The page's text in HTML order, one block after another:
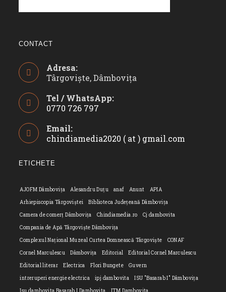
CONTACT
Adresa:
Târgoviște, Dâmbovița
Tel / WhatsApp:
0770 726 797
in
your
Email:
chindiamedia2020 ( at ) gmail.com
ETICHETE
AJOFM Dâmbovița Alesandru Duțu anaf Anunt
APIA
Arhiepiscopia Târgoviștei
Biblioteca Județeană Dâmbovița
Camera de comerț Dâmbovița
Chindiamedia.ro
Cj dambovita
Compania de Apă Târgoviște Dâmbovița
Complexul Național Muzeal Curtea Domnească Târgoviște
CONAF
Cornel Marculescu
Dâmbovița Editorial
Editorial Cornel Marculescu
Editorial literar
Electrica Flori Bungete
Guvern
intreruperi energie electrica
ipj dambovita
ISU "Basarab I" Dâmbovița
Isu dambovita Basarab I Dambovita
ITM Dambovita